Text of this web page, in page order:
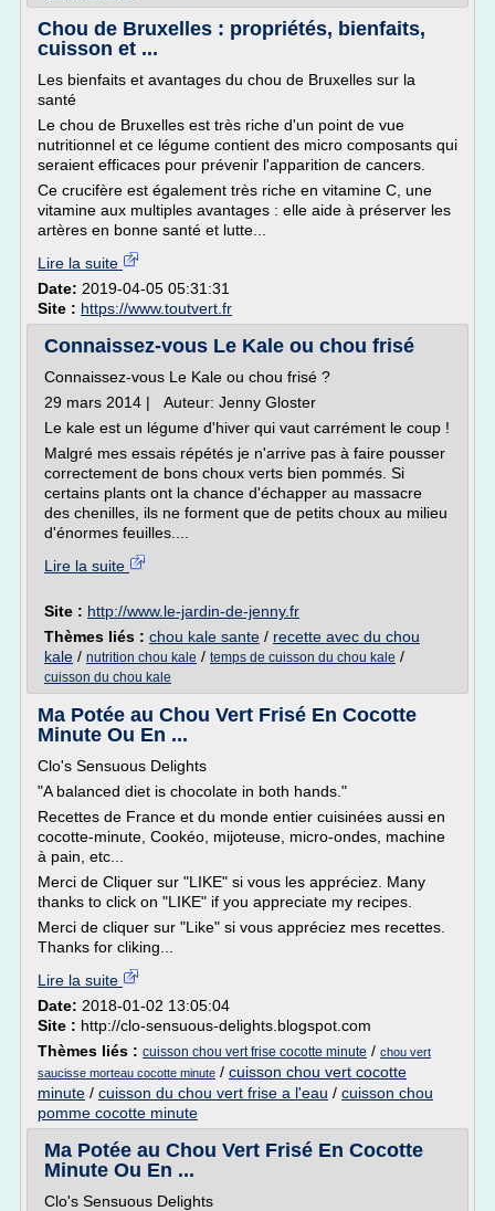
Chou de Bruxelles : propriétés, bienfaits,
cuisson et ...
Les bienfaits et avantages du chou de Bruxelles sur la
santé
Le chou de Bruxelles est très riche d'un point de vue
nutritionnel et ce légume contient des micro composants qui
seraient efficaces pour prévenir l'apparition de cancers.
Ce crucifère est également très riche en vitamine C, une
vitamine aux multiples avantages : elle aide à préserver les
artères en bonne santé et lutte...
Lire la suite
Date: 2019-04-05 05:31:31
Site : https://www.toutvert.fr
Connaissez-vous Le Kale ou chou frisé
Connaissez-vous Le Kale ou chou frisé ?
29 mars 2014 | Auteur: Jenny Gloster
Le kale est un légume d'hiver qui vaut carrément le coup !
Malgré mes essais répétés je n'arrive pas à faire pousser
correctement de bons choux verts bien pommés. Si
certains plants ont la chance d'échapper au massacre
des chenilles, ils ne forment que de petits choux au milieu
d'énormes feuilles....
Lire la suite
Site : http://www.le-jardin-de-jenny.fr
Thèmes liés : chou kale sante / recette avec du chou
kale / nutrition chou kale / temps de cuisson du chou kale /
cuisson du chou kale
Ma Potée au Chou Vert Frisé En Cocotte
Minute Ou En ...
Clo's Sensuous Delights
"A balanced diet is chocolate in both hands."
Recettes de France et du monde entier cuisinées aussi en
cocotte-minute, Cookéo, mijoteuse, micro-ondes, machine
à pain, etc...
Merci de Cliquer sur "LIKE" si vous les appréciez. Many
thanks to click on "LIKE" if you appreciate my recipes.
Merci de cliquer sur "Like" si vous appréciez mes recettes.
Thanks for cliking...
Lire la suite
Date: 2018-01-02 13:05:04
Site : http://clo-sensuous-delights.blogspot.com
Thèmes liés : cuisson chou vert frise cocotte minute / chou vert
saucisse morteau cocotte minute / cuisson chou vert cocotte
minute / cuisson du chou vert frise a l'eau / cuisson chou
pomme cocotte minute
Ma Potée au Chou Vert Frisé En Cocotte
Minute Ou En ...
Clo's Sensuous Delights